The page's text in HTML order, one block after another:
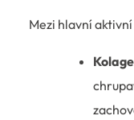
Mezi hlavní